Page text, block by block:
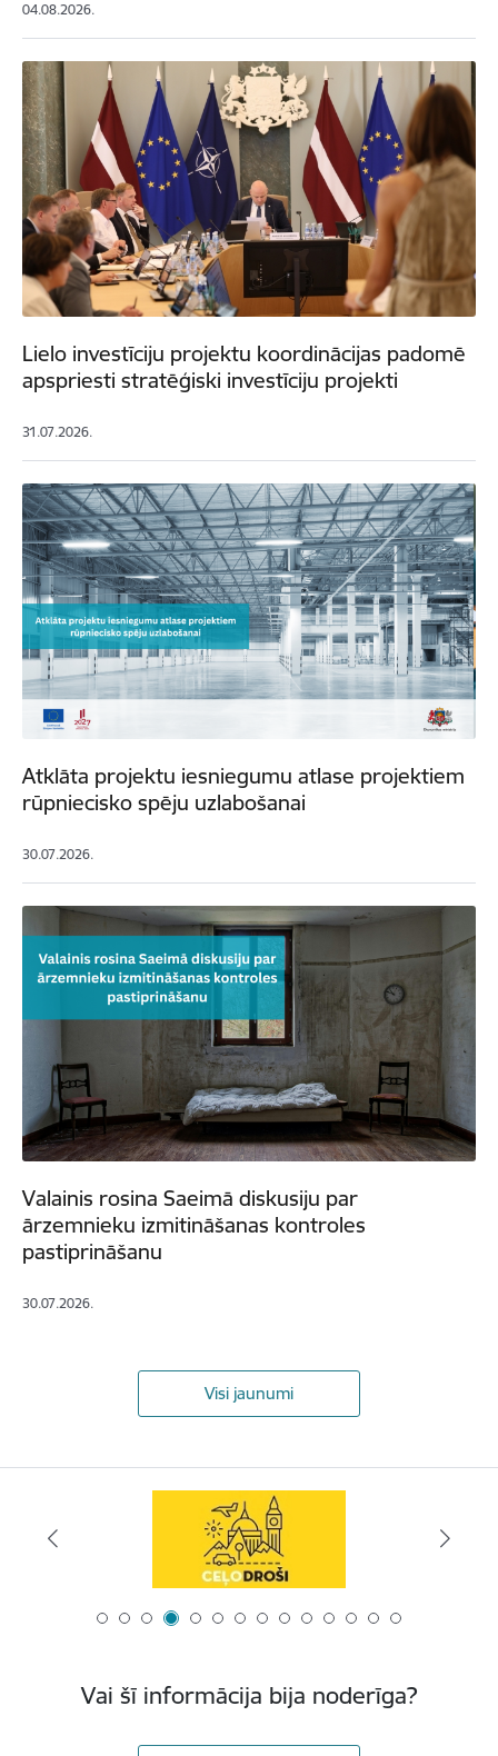
04.08.2026.
Lielo investīciju projektu koordinācijas padomē
apspriesti stratēģiski investīciju projekti
31.07.2026.
Atklāta projektu iesniegumu atlase projektiem
rūpniecisko spēju uzlabošanai
30.07.2026.
Valainis rosina Saeimā diskusiju par
ārzemnieku izmitināšanas kontroles
pastiprināšanu
30.07.2026.
Visi jaunumi
Vai šī informācija bija noderīga?